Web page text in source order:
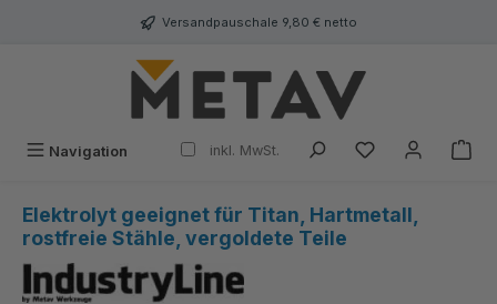
Versandpauschale 9,80 € netto
Navigation inkl. MwSt.
Elektrolyt geeignet für Titan, Hartmetall,
rostfreie Stähle, vergoldete Teile